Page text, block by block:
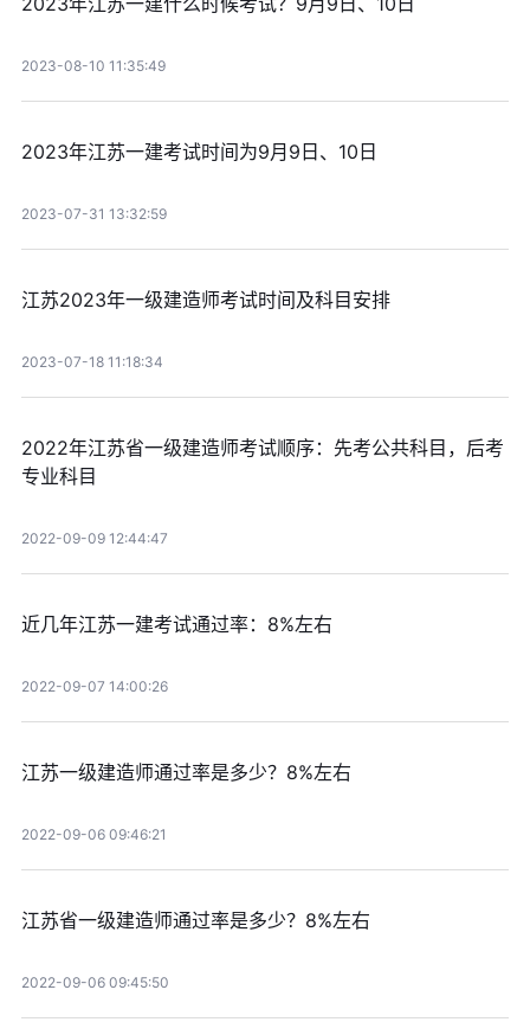
2023-08-10 11:35:49
2023年江苏一建考试时间为9月9日、10日
2023-07-31 13:32:59
江苏2023年一级建造师考试时间及科目安排
2023-07-18 11:18:34
2022年江苏省一级建造师考试顺序：先考公共科目，后考
专业科目
2022-09-09 12:44:47
近几年江苏一建考试通过率：8%左右
2022-09-07 14:00:26
江苏一级建造师通过率是多少？8%左右
2022-09-06 09:46:21
江苏省一级建造师通过率是多少？8%左右
2022-09-06 09:45:50